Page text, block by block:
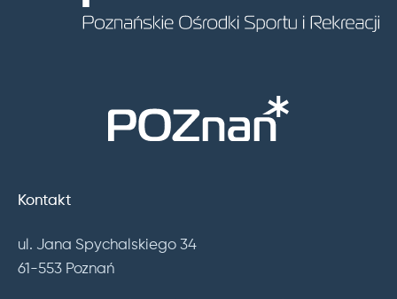
Kontakt
ul. Jana Spychalskiego 34
61-553 Poznań